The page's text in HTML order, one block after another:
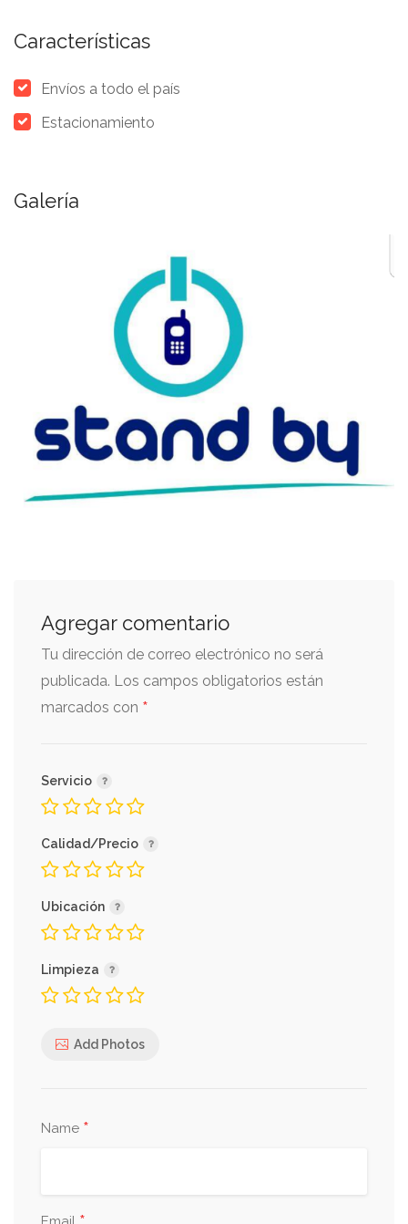
Características
Envíos a todo el país
Estacionamiento
Galería
Agregar comentario
Tu dirección de correo electrónico no será
publicada. Los campos obligatorios están
marcados con *
Servicio
Calidad/Precio
Ubicación
Limpieza
Add Photos
Name *